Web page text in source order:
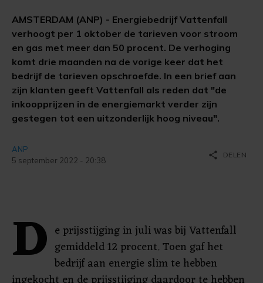
AMSTERDAM (ANP) - Energiebedrijf Vattenfall
verhoogt per 1 oktober de tarieven voor stroom
en gas met meer dan 50 procent. De verhoging
komt drie maanden na de vorige keer dat het
bedrijf de tarieven opschroefde. In een brief aan
zijn klanten geeft Vattenfall als reden dat "de
inkoopprijzen in de energiemarkt verder zijn
gestegen tot een uitzonderlijk hoog niveau".
ANP
5 september 2022 - 20:38
share DELEN
D e prijsstijging in juli was bij Vattenfall
gemiddeld 12 procent. Toen gaf het
bedrijf aan energie slim te hebben